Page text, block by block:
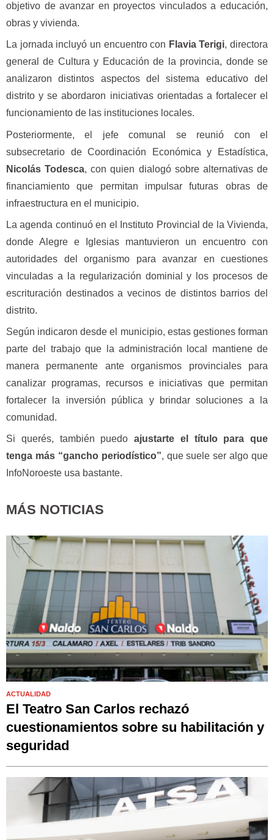
objetivo de avanzar en proyectos vinculados a educación,
obras y vivienda.
La jornada incluyó un encuentro con Flavia Terigi, directora
general de Cultura y Educación de la provincia, donde se
analizaron distintos aspectos del sistema educativo del
distrito y se abordaron iniciativas orientadas a fortalecer el
funcionamiento de las instituciones locales.
Posteriormente, el jefe comunal se reunió con el
subsecretario de Coordinación Económica y Estadística,
Nicolás Todesca, con quien dialogó sobre alternativas de
financiamiento que permitan impulsar futuras obras de
infraestructura en el municipio.
La agenda continuó en el Instituto Provincial de la Vivienda,
donde Alegre e Iglesias mantuvieron un encuentro con
autoridades del organismo para avanzar en cuestiones
vinculadas a la regularización dominial y los procesos de
escrituración destinados a vecinos de distintos barrios del
distrito.
Según indicaron desde el municipio, estas gestiones forman
parte del trabajo que la administración local mantiene de
manera permanente ante organismos provinciales para
canalizar programas, recursos e iniciativas que permitan
fortalecer la inversión pública y brindar soluciones a la
comunidad.
Si querés, también puedo ajustarte el título para que
tenga más “gancho periodístico”, que suele ser algo que
InfoNoroeste usa bastante.
MÁS NOTICIAS
ACTUALIDAD
El Teatro San Carlos rechazó
cuestionamientos sobre su habilitación y
seguridad